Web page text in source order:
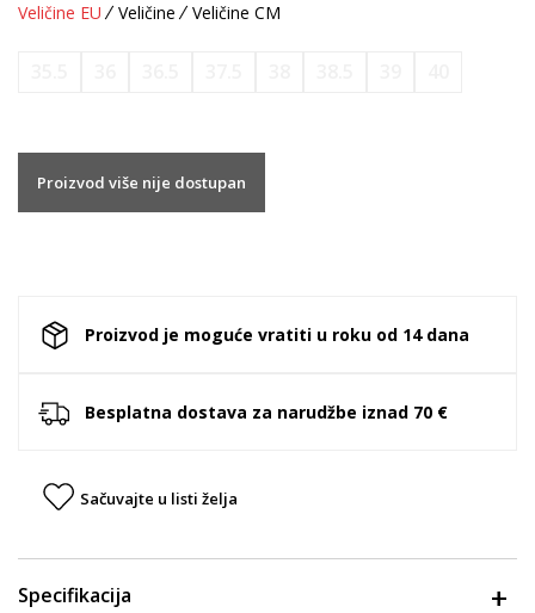
Veličine EU Veličine Veličine CM
Proizvod više nije dostupan
Proizvod je moguće vratiti u roku od 14 dana
Besplatna dostava za narudžbe iznad 70 €
Sačuvajte u listi želja
Specifikacija